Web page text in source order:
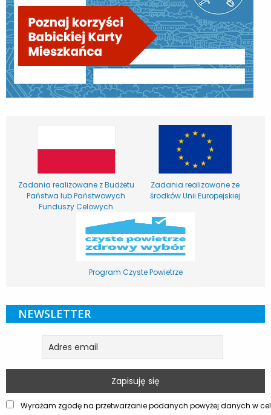
Zadania realizowane z Budżetu
Państwa lub Państwowych
Funduszy Celowych
Zadania realizowane ze
środków Unii Europejskiej
Program Czyste Powietrze
NEWSLETTER
Wyrażam zgodę na przetwarzanie podanych powyżej danych w